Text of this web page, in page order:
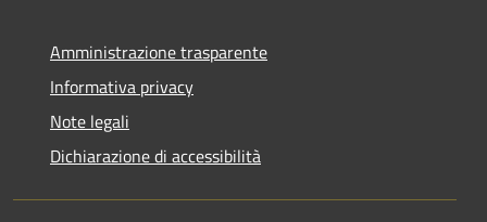
Amministrazione trasparente
Informativa privacy
Note legali
Dichiarazione di accessibilità